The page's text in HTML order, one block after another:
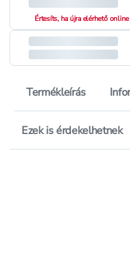
Értesíts, ha újra elérhető online
Termékleírás
Ezek is érdekelhetnek